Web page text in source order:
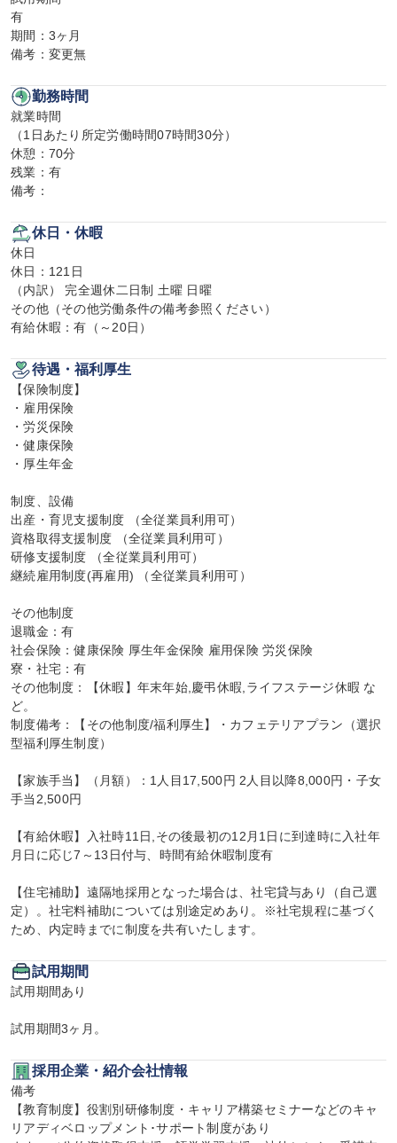
有
期間：3ヶ月
備考：変更無
勤務時間
就業時間
（1日あたり所定労働時間07時間30分）
休憩：70分
残業：有
備考：
休日・休暇
休日
休日：121日
（内訳） 完全週休二日制 土曜 日曜
その他（その他労働条件の備考参照ください）
有給休暇：有（～20日）
待遇・福利厚生
【保険制度】
・雇用保険
・労災保険
・健康保険
・厚生年金
制度、設備
出産・育児支援制度 （全従業員利用可）
資格取得支援制度 （全従業員利用可）
研修支援制度 （全従業員利用可）
継続雇用制度(再雇用) （全従業員利用可）
その他制度
退職金：有
社会保険：健康保険 厚生年金保険 雇用保険 労災保険
寮・社宅：有
その他制度：【休暇】年末年始,慶弔休暇,ライフステージ休暇 な
ど。
制度備考：【その他制度/福利厚生】・カフェテリアプラン（選択
型福利厚生制度）
【家族手当】（月額）：1人目17,500円 2人目以降8,000円・子女
手当2,500円
【有給休暇】入社時11日,その後最初の12月1日に到達時に入社年
月日に応じ7～13日付与、時間有給休暇制度有
【住宅補助】遠隔地採用となった場合は、社宅貸与あり（自己選
定）。社宅料補助については別途定めあり。※社宅規程に基づく
ため、内定時までに制度を共有いたします。
試用期間
試用期間あり
試用期間3ヶ月。
採用企業・紹介会社情報
備考
【教育制度】役割別研修制度・キャリア構築セミナーなどのキャ
リアディベロップメント･サポート制度があり